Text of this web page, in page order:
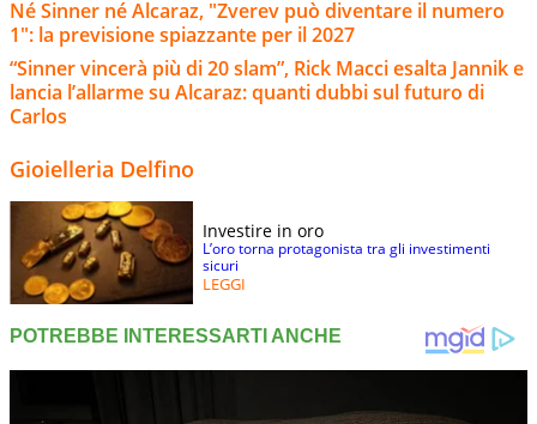
Né Sinner né Alcaraz, "Zverev può diventare il numero
1": la previsione spiazzante per il 2027
“Sinner vincerà più di 20 slam”, Rick Macci esalta Jannik e
lancia l’allarme su Alcaraz: quanti dubbi sul futuro di
Carlos
Gioielleria Delfino
Investire in oro
L’oro torna protagonista tra gli investimenti
sicuri
LEGGI